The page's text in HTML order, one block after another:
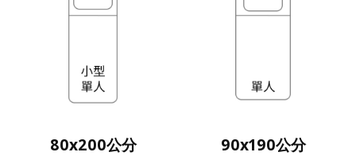
80x200公分 90x190公分